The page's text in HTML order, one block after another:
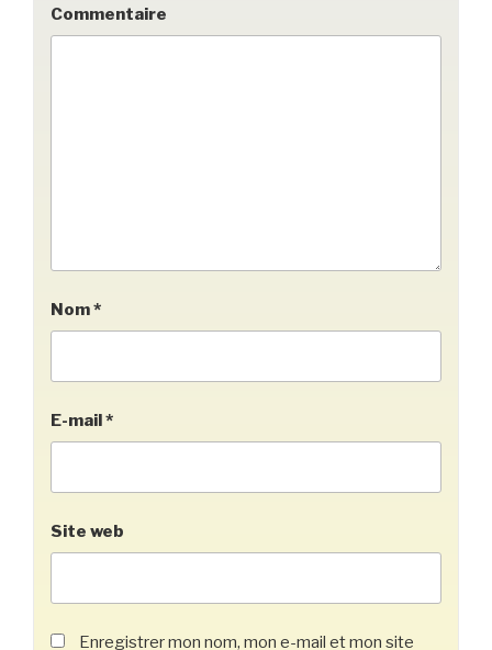
Commentaire
Nom*
E-mail*
Site web
Enregistrer mon nom, mon e-mail et mon site